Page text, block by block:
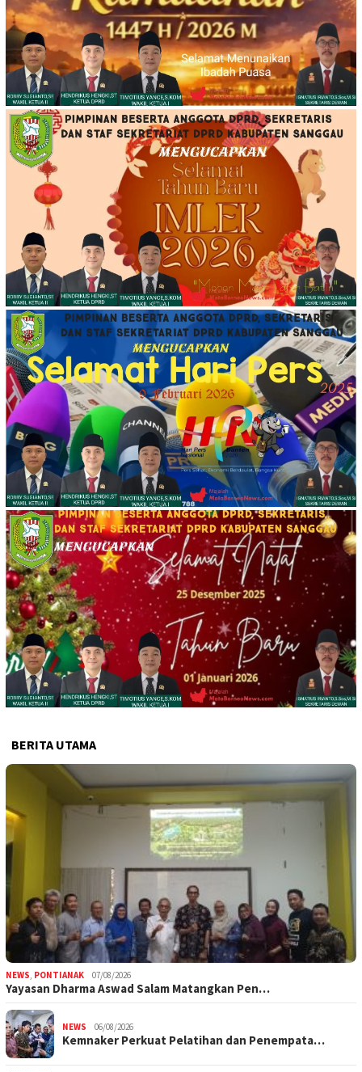
BERITA UTAMA
NEWS, PONTIANAK 07/08/2026
Yayasan Dharma Aswad Salam Matangkan Pen…
NEWS 06/08/2026
Kemnaker Perkuat Pelatihan dan Penempata…